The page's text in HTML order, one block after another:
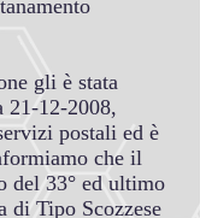
gli è stata
21-12-2008,
postali ed è
che il
del 33° ed ultimo
di Tipo Scozzese